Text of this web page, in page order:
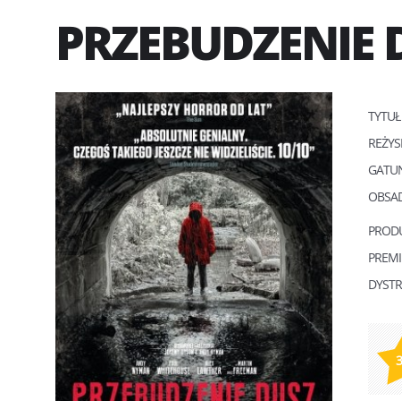
PRZEBUDZENIE